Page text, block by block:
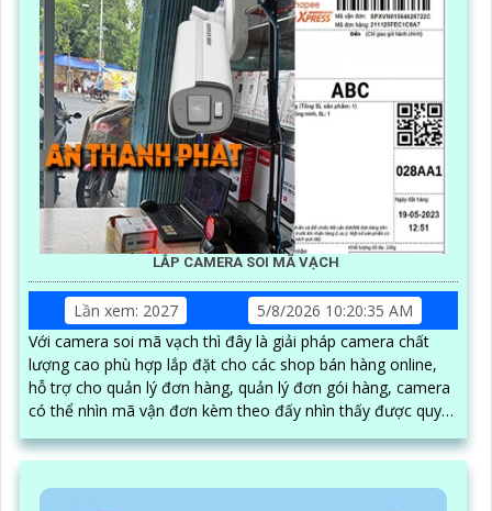
LẮP CAMERA SOI MÃ VẠCH
Lần xem: 2027
5/8/2026 10:20:35 AM
Với camera soi mã vạch thì đây là giải pháp camera chất
lượng cao phù hợp lắp đặt cho các shop bán hàng online,
hỗ trợ cho quản lý đơn hàng, quản lý đơn gói hàng, camera
có thể nhìn mã vận đơn kèm theo đấy nhìn thấy được quy
trên phần mềm